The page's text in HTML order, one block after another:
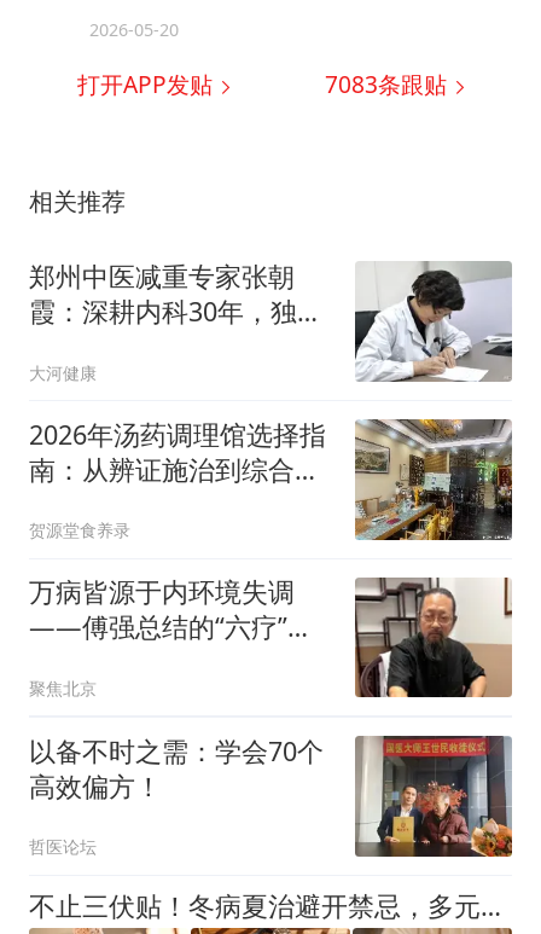
2026-05-20
打开APP发贴 7083条跟贴
相关推荐
郑州中医减重专家张朝
霞：深耕内科30年，独
大河健康
2026年汤药调理馆选择指
南：从辨证施治到综合调
贺源堂食养录
万病皆源于内环境失调
——傅强总结的“六疗”调
聚焦北京
以备不时之需：学会70个
高效偏方！
哲医论坛
不止三伏贴！冬病夏治避开禁忌，多元调理效果更佳